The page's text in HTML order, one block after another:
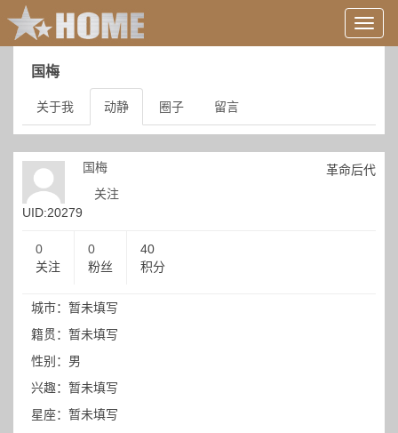
用
户
等
国梅
关于我 动静 圈子 留言
UID:20279
国梅
关注
革命后代
0
关注
0
粉丝
40
积分
城市：暂未填写
籍贯：暂未填写
性别：男
兴趣：暂未填写
星座：暂未填写